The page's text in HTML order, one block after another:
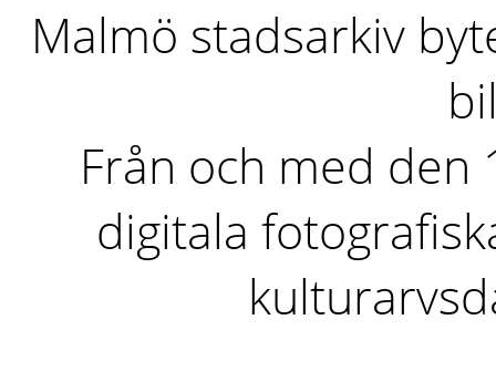
Malmö stadsarkiv
Från och med den
digitala